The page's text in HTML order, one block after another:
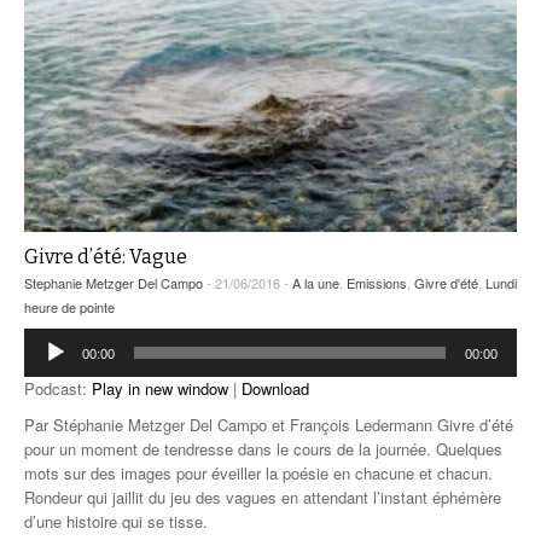
Givre d’été: Vague
Stephanie Metzger Del Campo- 21/06/2016 - A la une Emissions Givre d'été Lundi
heure de pointe
Lecteur
audio
00:00 00:00
Podcast: Play in new window | Download
Par Stéphanie Metzger Del Campo et François Ledermann Givre d’été
pour un moment de tendresse dans le cours de la journée. Quelques
mots sur des images pour éveiller la poésie en chacune et chacun.
Rondeur qui jaillit du jeu des vagues en attendant l’instant éphémère
d’une histoire qui se tisse.